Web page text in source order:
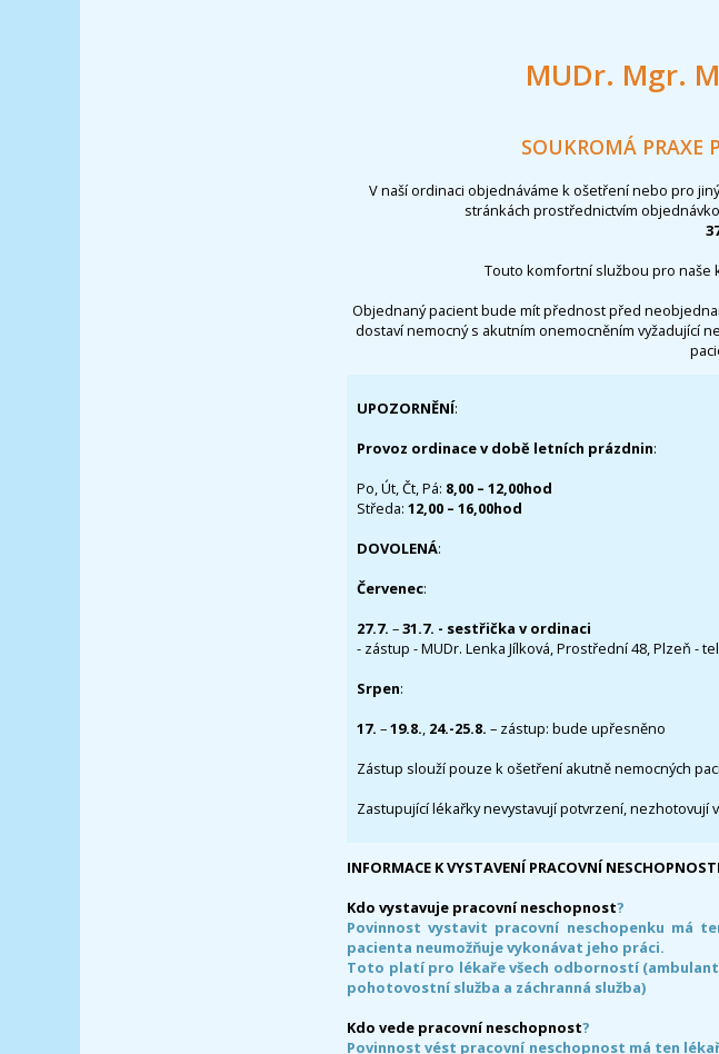
MUDr. Mgr.
SOUKROMÁ PRAXE
V naší ordinaci objednáváme k ošetření nebo pro
stránkách prostřednictvím
Touto komfortní službou pro naše
Objednaný pacient bude mít přednost před
dostaví nemocný s akutním onemocněním vyžadující
UPOZORNĚNÍ:
Provoz ordinace v době letních prázdnin:
Po, Út, Čt, Pá: 8,00 – 12,00hod
Středa: 12,00 – 16,00hod
DOVOLENÁ:
Červenec:
27.7. –31.7. - sestřička v ordinaci
- zástup - MUDr. Lenka Jílková, Prostřední 48, Plzeň -
Srpen:
17. –19.8., 24.-25.8. – zástup: bude upřesněno
Zástup slouží pouze k ošetření akutně nemocných
Zastupující lékařky nevystavují potvrzení, nezhotovují
INFORMACE K VYSTAVENÍ PRACOVNÍ NESCHOPNOSTI
Kdo vystavuje pracovní neschopnost?
Povinnost vystavit pracovní neschopenku má
pacienta neumožňuje vykonávat jeho práci.
Toto platí pro lékaře všech odborností
pohotovostní služba a záchranná služba)
Kdo vede pracovní neschopnost?
Povinnost vést pracovní neschopnost má ten